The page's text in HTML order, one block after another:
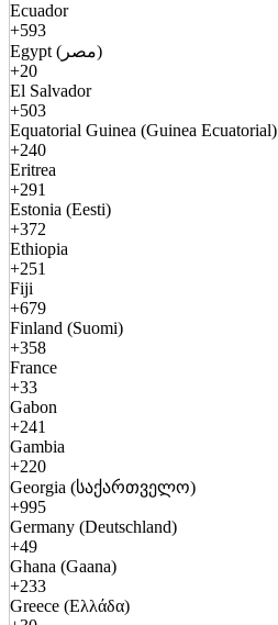
Ecuador
+593
Egypt (مصر)
+20
El Salvador
+503
Equatorial Guinea (Guinea Ecuatorial)
+240
Eritrea
+291
Estonia (Eesti)
+372
Ethiopia
+251
Fiji
+679
Finland (Suomi)
+358
France
+33
Gabon
+241
Gambia
+220
Georgia (საქართველო)
+995
Germany (Deutschland)
+49
Ghana (Gaana)
+233
Greece (Ελλάδα)